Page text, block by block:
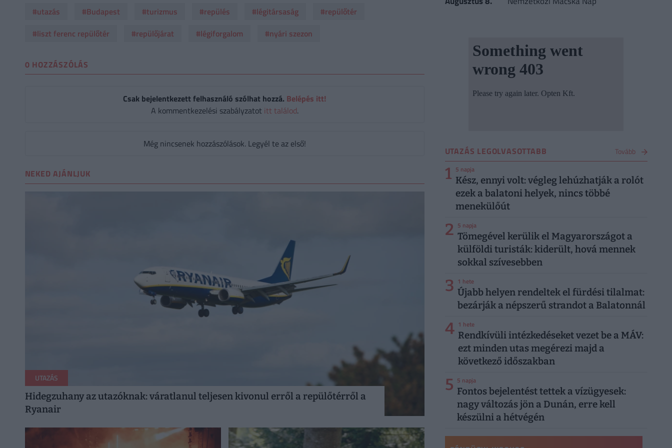
#utazás
#Budapest #turizmus #repülés #légitársaság
#repülőtér
#liszt ferenc repülőtér
#repülőjárat #légiforgalom #nyári szezon
0 HOZZÁSZÓLÁS
Csak bejelentkezett felhasználó szólhat hozzá. Belépés itt!
A kommentkezelési szabályzatot itt találod.
Még nincsenek hozzászólások. Legyél te az első!
NEKED AJÁNLJUK
UTAZÁS
Hidegzuhany az utazóknak: váratlanul teljesen kivonul erről a repülőtérről a
Ryanair
UTAZÁS LEGOLVASOTTABB Tovább
1 5 napja
Kész, ennyi volt: végleg lehúzhatják a rolót
ezek a balatoni helyek, nincs többé
menekülőút
2 5 napja
Tömegével kerülik el Magyarországot a
külföldi turisták: kiderült, hová mennek
sokkal szívesebben
3 1 hete
Újabb helyen rendeltek el fürdési tilalmat:
bezárják a népszerű strandot a Balatonnál
4 1 hete
Rendkívüli intézkedéseket vezet be a MÁV:
ezt minden utas megérezi majd a
következő időszakban
5 5 napja
Fontos bejelentést tettek a vízügyesek:
nagy változás jön a Dunán, erre kell
készülni a hétvégén